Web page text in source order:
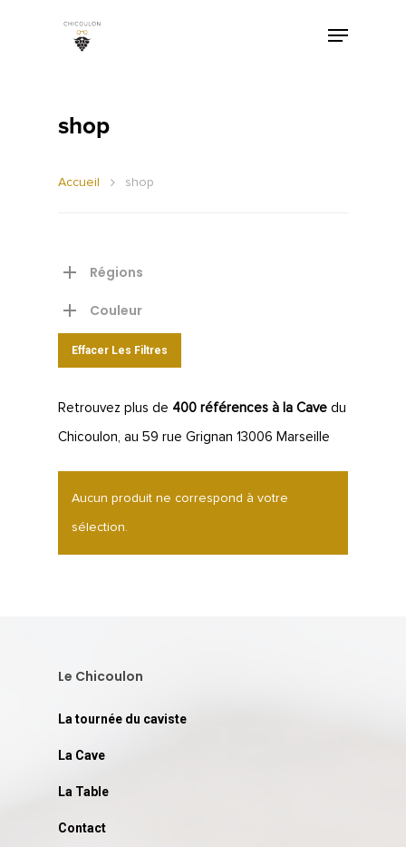
shop
Accueil shop
Régions
Couleur
Effacer Les Filtres
Retrouvez plus de 400 références à la Cave du
Chicoulon, au 59 rue Grignan 13006 Marseille
Aucun produit ne correspond à votre
sélection.
Le Chicoulon
La tournée du caviste
La Cave
La Table
Contact